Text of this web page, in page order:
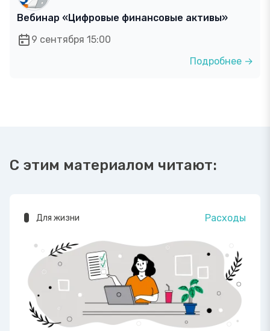
Вебинар «Цифровые финансовые активы»
9 сентября 15:00
Подробнее →
С этим материалом читают:
Для жизни Расходы